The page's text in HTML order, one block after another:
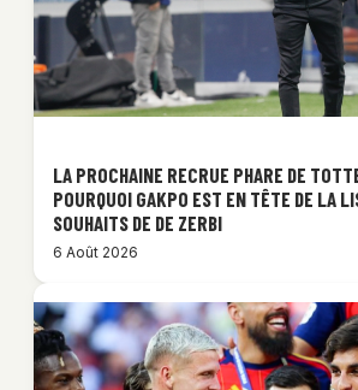
LA PROCHAINE RECRUE PHARE DE
POURQUOI GAKPO EST EN TÊTE DE LA
SOUHAITS DE DE ZERBI
6 Août 2026